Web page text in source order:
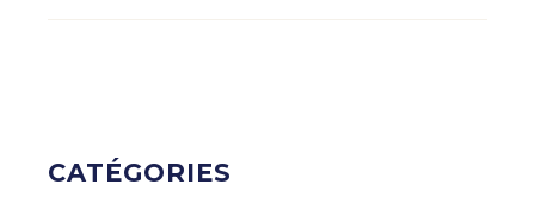
CATÉGORIES